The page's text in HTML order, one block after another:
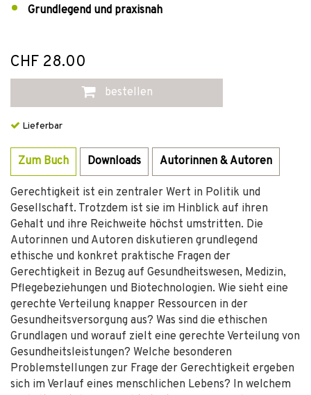
Grundlegend und praxisnah
CHF 28.00
bestellen
Lieferbar
Zum Buch Downloads Autorinnen & Autoren
Gerechtigkeit ist ein zentraler Wert in Politik und
Gesellschaft. Trotzdem ist sie im Hinblick auf ihren
Gehalt und ihre Reichweite höchst umstritten. Die
Autorinnen und Autoren diskutieren grundlegend
ethische und konkret praktische Fragen der
Gerechtigkeit in Bezug auf Gesundheitswesen, Medizin,
Pflegebeziehungen und Biotechnologien. Wie sieht eine
gerechte Verteilung knapper Ressourcen in der
Gesundheitsversorgung aus? Was sind die ethischen
Grundlagen und worauf zielt eine gerechte Verteilung von
Gesundheitsleistungen? Welche besonderen
Problemstellungen zur Frage der Gerechtigkeit ergeben
sich im Verlauf eines menschlichen Lebens? In welchem